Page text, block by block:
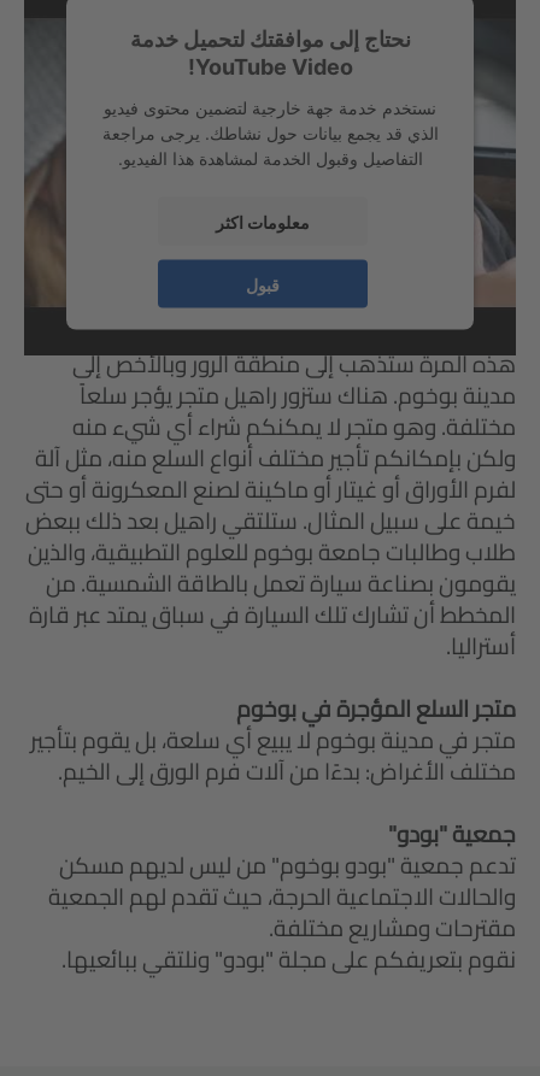
نحتاج إلى موافقتك لتحميل خدمة
YouTube Video!
نستخدم خدمة جهة خارجية لتضمين محتوى فيديو
الذي قد يجمع بيانات حول نشاطك. يرجى مراجعة
التفاصيل وقبول الخدمة لمشاهدة هذا الفيديو.
معلومات اكثر
قبول
عن قريب سوف تجوب راهيل مجدداً البلاد من أجلكم!
هذه المرة ستذهب إلى منطقة الرور وبالأخص إلى
مدينة بوخوم. هناك ستزور راهيل متجر يؤجر سلعاً
مختلفة. وهو متجر لا يمكنكم شراء أي شيء منه
ولكن بإمكانكم تأجير مختلف أنواع السلع منه، مثل آلة
لفرم الأوراق أو غيتار أو ماكينة لصنع المعكرونة أو حتى
خيمة على سبيل المثال. ستلتقي راهيل بعد ذلك ببعض
طلاب وطالبات جامعة بوخوم للعلوم التطبيقية، والذين
يقومون بصناعة سيارة تعمل بالطاقة الشمسية. من
المخطط أن تشارك تلك السيارة في سباق يمتد عبر قارة
أستراليا.
متجر السلع المؤجرة في بوخوم
متجر في مدينة بوخوم لا يبيع أي سلعة، بل يقوم بتأجير
مختلف الأغراض: بدءًا من آلات فرم الورق إلى الخيم.
جمعية "بودو"
تدعم جمعية "بودو بوخوم" من ليس لديهم مسكن
والحالات الاجتماعية الحرجة، حيث تقدم لهم الجمعية
مقترحات ومشاريع مختلفة.
نقوم بتعريفكم على مجلة "بودو" ونلتقي ببائعيها.